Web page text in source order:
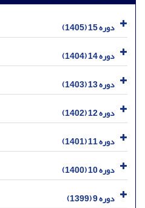
دوره 15 (1405)
دوره 14 (1404)
دوره 13 (1403)
دوره 12 (1402)
دوره 11 (1401)
دوره 10 (1400)
دوره 9 (1399)